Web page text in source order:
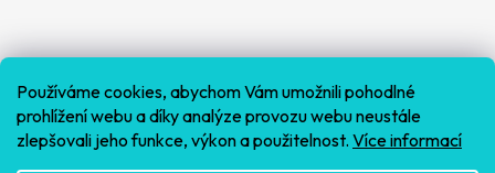
Používáme cookies, abychom Vám umožnili pohodlné
prohlížení webu a díky analýze provozu webu neustále
zlepšovali jeho funkce, výkon a použitelnost. Více informací